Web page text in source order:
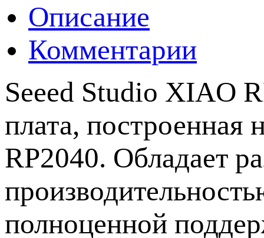
Описание
Комментарии
Seeed Studio XIAO
плата, построенная
RP2040. Обладает
полноценной